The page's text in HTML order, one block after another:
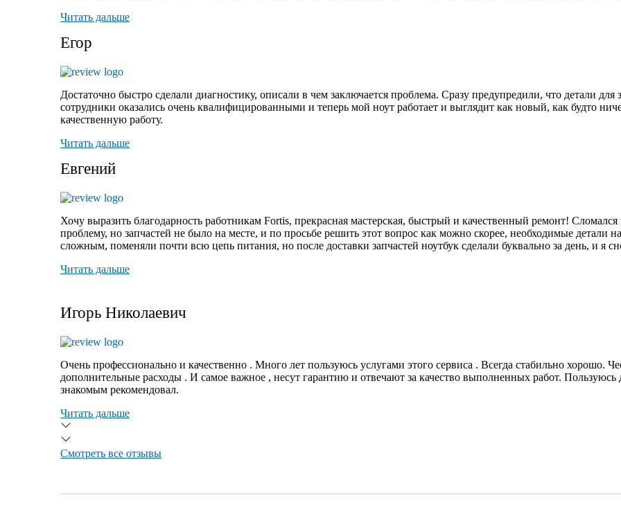
Читать дальше
Егор
Достаточно быстро сделали диагностику, описали в чем заключается проблема. Сразу предупредили, что детали
сотрудники оказались очень квалифицированными и теперь мой ноут работает и выглядит как новый, как будто
качественную работу.
Читать дальше
Евгений
Хочу выразить благодарность работникам Fortis, прекрасная мастерская, быстрый и качественный ремонт!
проблему, но запчастей не было на месте, и по просьбе решить этот вопрос как можно скорее, необходимые детали
сложным, поменяли почти всю цепь питания, но после доставки запчастей ноутбук сделали буквально за день, и я
Читать дальше
Игорь Николаевич
Очень профессионально и качественно . Много лет пользуюсь услугами этого сервиса . Всегда стабильно хорошо.
дополнительные расходы . И самое важное , несут гарантию и отвечают за качество выполненных работ.
знакомым рекомендовал.
Читать дальше
Смотреть все отзывы